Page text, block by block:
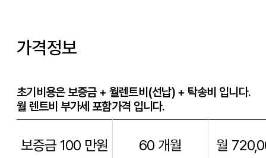
초기비용은 보증금 + 월렌트비(선납) + 탁송비 입니다.
월 렌트비 부가세 포함가격 입니다.
보증금 100 만원 60 개월 월
보증금 100 만원 48 개월 월